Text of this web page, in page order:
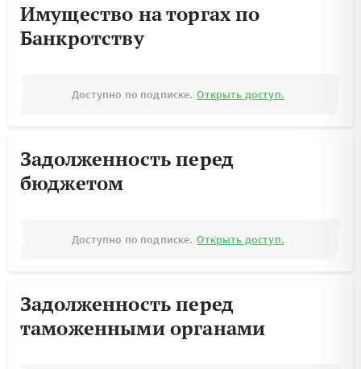
Имущество на торгах по
Банкротству
Доступно по подписке. Открыть доступ.
Задолженность перед
бюджетом
Доступно по подписке. Открыть доступ.
Задолженность перед
таможенными органами